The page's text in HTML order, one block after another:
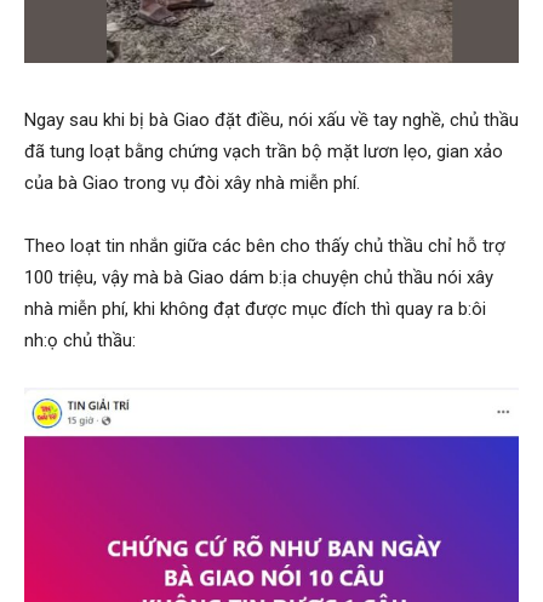
Ngay sau khi bị bà Giao đặt điều, nói xấu về tay nghề, chủ thầu
đã tung loạt bằng chứng vạch trần bộ mặt lươn lẹo, gian xảo
của bà Giao trong vụ đòi xây nhà miễn phí.
Theo loạt tin nhắn giữa các bên cho thấy chủ thầu chỉ hỗ trợ
100 triệu, vậy mà bà Giao dám b:ịa chuyện chủ thầu nói xây
nhà miễn phí, khi không đạt được mục đích thì quay ra b:ôi
nh:ọ chủ thầu: